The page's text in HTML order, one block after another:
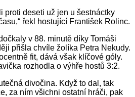
proti deseti už jen u šestnáctky
řekl hostující František Rolinc.
v 88. minutě díky Tomáši
přišla chvíle žolíka Petra Nekudy.
fit, dává však klíčové góly.
rozhodla o výhře hostů 3:2.
divočina. Když to dal, tak
za ním všichni ostatní hráči, pak